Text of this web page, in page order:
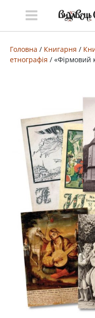
Меню
Про
договір
Видати
книгу
#запідтримкиУКФ
Головна / Книгарня /
етнографія / «Фірмовий